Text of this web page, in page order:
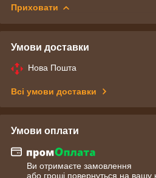
Приховати
Умови доставки
Нова Пошта
Всі умови доставки
Умови оплати
Ви отримаєте замовлення
або гроші повернуться на вашу